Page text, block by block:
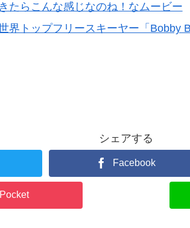
たらこんな感じなのね！なムービー
界トップフリースキーヤー「Bobby
シェアする
Facebook
Pocket